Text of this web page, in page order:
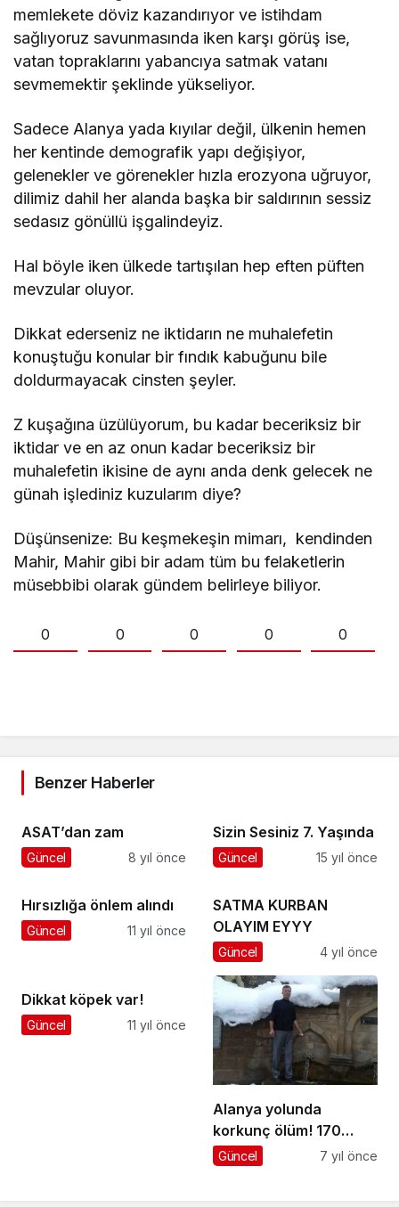
memlekete döviz kazandırıyor ve istihdam
sağlıyoruz savunmasında iken karşı görüş ise,
vatan topraklarını yabancıya satmak vatanı
sevmemektir şeklinde yükseliyor.
Sadece Alanya yada kıyılar değil, ülkenin hemen
her kentinde demografik yapı değişiyor,
gelenekler ve görenekler hızla erozyona uğruyor,
dilimiz dahil her alanda başka bir saldırının sessiz
sedasız gönüllü işgalindeyiz.
Hal böyle iken ülkede tartışılan hep eften püften
mevzular oluyor.
Dikkat ederseniz ne iktidarın ne muhalefetin
konuştuğu konular bir fındık kabuğunu bile
doldurmayacak cinsten şeyler.
Z kuşağına üzülüyorum, bu kadar beceriksiz bir
iktidar ve en az onun kadar beceriksiz bir
muhalefetin ikisine de aynı anda denk gelecek ne
günah işlediniz kuzularım diye?
Düşünsenize: Bu keşmekeşin mimarı, kendinden
Mahir, Mahir gibi bir adam tüm bu felaketlerin
müsebbibi olarak gündem belirleye biliyor.
0 0 0 0 0
Benzer Haberler
ASAT’dan zam
Güncel 8 yıl önce
Sizin Sesiniz 7. Yaşında
Güncel 15 yıl önce
Hırsızlığa önlem alındı
Güncel 11 yıl önce
SATMA KURBAN
OLAYIM EYYY
Güncel 4 yıl önce
Dikkat köpek var!
Güncel 11 yıl önce
Alanya yolunda
korkunç ölüm! 170
metreden uçtu
Güncel 7 yıl önce